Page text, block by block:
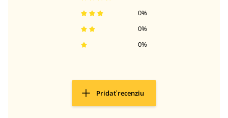
0%
0%
0%
Pridať recenziu